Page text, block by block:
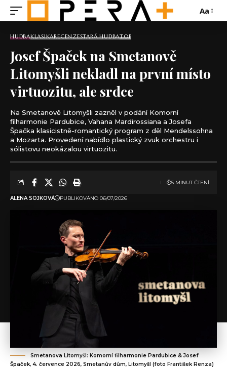
Aa
HUDBAKLASIKARECENZESTARÁ HUDBATOP
Josef Špaček na Smetanově
Litomyšli nekladl na první místo
virtuozitu, ale srdce
Na Smetanově Litomyšli zazněl v podání Komorní
filharmonie Pardubice, Vahana Mardirossiana a Josefa
Špačka klasicistně-romantický program z děl Mendelssohna
a Mozarta. Provedení nabídlo plastický zvuk orchestru i
sólistovu neokázalou virtuozitu.
ALENA SOJKOVÁ PUBLIKOVÁNO 06/07/2026
5 MINUT ČTENÍ
Smetanova Litomyšl: Komorní filharmonie Pardubice & Josef
Špaček, 4. července 2026, Smetanův dům, Litomyšl (foto František Renza)